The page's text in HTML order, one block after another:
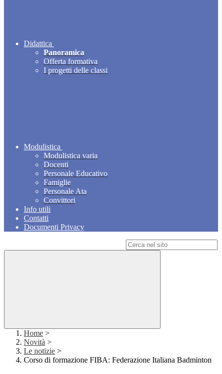
Didattica
Panoramica
Offerta formativa
I progetti delle classi
Modulistica
Modulistica varia
Docenti
Personale Educativo
Famiglie
Personale Ata
Convittori
Info utili
Contatti
Documenti Privacy
Home >
Novità >
Le notizie >
Corso di formazione FIBA: Federazione Italiana Badminton